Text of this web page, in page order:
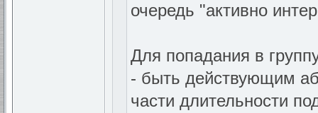
очередь "активно
Для попадания в
- быть действующим
части длительности